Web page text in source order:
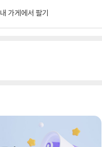
내 가게에서 팔기